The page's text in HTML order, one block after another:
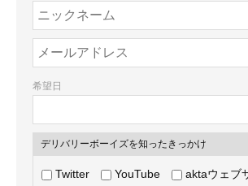
希望日
デリバリーボーイズを知ったきっかけ
Twitter YouTube
aktaウェブ